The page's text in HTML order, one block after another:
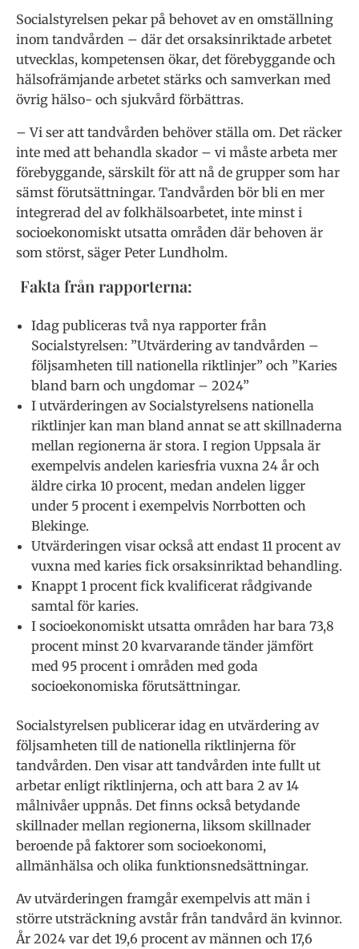
Socialstyrelsen pekar på behovet av en omställning
inom tandvården – där det orsaksinriktade arbetet
utvecklas, kompetensen ökar, det förebyggande och
hälsofrämjande arbetet stärks och samverkan med
övrig hälso- och sjukvård förbättras.
– Vi ser att tandvården behöver ställa om. Det räcker
inte med att behandla skador – vi måste arbeta mer
förebyggande, särskilt för att nå de grupper som har
sämst förutsättningar. Tandvården bör bli en mer
integrerad del av folkhälsoarbetet, inte minst i
socioekonomiskt utsatta områden där behoven är
som störst, säger Peter Lundholm.
Fakta från rapporterna:
Idag publiceras två nya rapporter från
Socialstyrelsen: ”Utvärdering av tandvården –
följsamheten till nationella riktlinjer” och ”Karies
bland barn och ungdomar – 2024”
I utvärderingen av Socialstyrelsens nationella
riktlinjer kan man bland annat se att skillnaderna
mellan regionerna är stora. I region Uppsala är
exempelvis andelen kariesfria vuxna 24 år och
äldre cirka 10 procent, medan andelen ligger
under 5 procent i exempelvis Norrbotten och
Blekinge.
Utvärderingen visar också att endast 11 procent av
vuxna med karies fick orsaksinriktad behandling.
Knappt 1 procent fick kvalificerat rådgivande
samtal för karies.
I socioekonomiskt utsatta områden har bara 73,8
procent minst 20 kvarvarande tänder jämfört
med 95 procent i områden med goda
socioekonomiska förutsättningar.
Socialstyrelsen publicerar idag en utvärdering av
följsamheten till de nationella riktlinjerna för
tandvården. Den visar att tandvården inte fullt ut
arbetar enligt riktlinjerna, och att bara 2 av 14
målnivåer uppnås. Det finns också betydande
skillnader mellan regionerna, liksom skillnader
beroende på faktorer som socioekonomi,
allmänhälsa och olika funktionsnedsättningar.
Av utvärderingen framgår exempelvis att män i
större utsträckning avstår från tandvård än kvinnor.
År 2024 var det 19,6 procent av männen och 17,6